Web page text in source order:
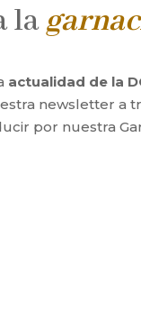
la
actualidad de la
newsletter a
por nuestra